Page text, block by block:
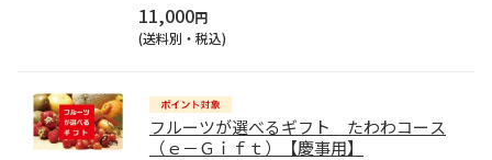
11,000円
(送料別・税込)
フルーツが選べるギフト たわわコース
（ｅ－Ｇｉｆｔ）【慶事用】